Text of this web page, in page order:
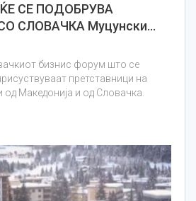
СЕ ПОДОБРУВА
СЛОВАЧКА Муцунски…
бизнис форум што се
претставници на
од Македонија и од Словачка.